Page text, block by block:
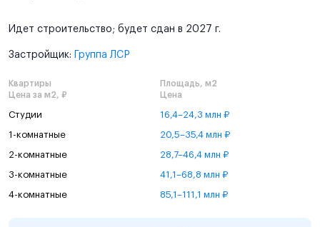
Идет строительство; будет сдан в 2027 г.
Застройщик: Группа ЛСР
Квартиры
Площадь, м2
Цена за м2, ₽
Цена
Студии 16,4–24,3 млн ₽
1-комнатные 20,5–35,4 млн ₽
2-комнатные 28,7–46,4 млн ₽
3-комнатные 41,1–68,8 млн ₽
4-комнатные 85,1–111,1 млн ₽